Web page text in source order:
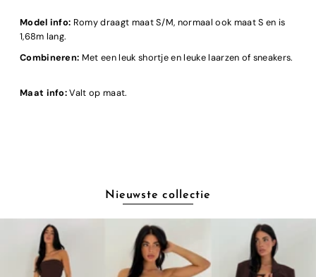
Model info: Romy draagt maat S/M, normaal ook maat S en is
1,68m lang.
Combineren: Met een leuk shortje en leuke laarzen of sneakers.
Maat info:Valt op maat.
Nieuwste collectie